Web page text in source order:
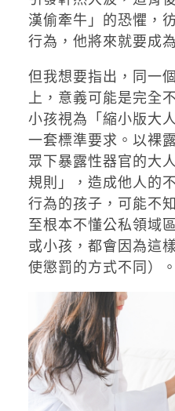
漢偷牽牛」的恐懼，
行為，他將來就要成
但我想要指出，同一
上，意義可能是完全
小孩視為「縮小版大
一套標準要求。以裸
眾下暴露性器官的大
規則」，造成他人的
行為的孩子，可能不
至根本不懂公私領域
或小孩，都會因為這
使懲罰的方式不同）。